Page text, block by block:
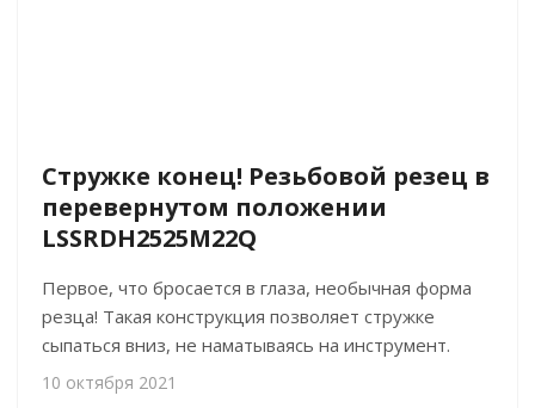
Стружке конец! Резьбовой резец в
перевернутом положении
LSSRDH2525M22Q
Первое, что бросается в глаза, необычная форма
резца! Такая конструкция позволяет стружке
сыпаться вниз, не наматываясь на инструмент.
10 октября 2021